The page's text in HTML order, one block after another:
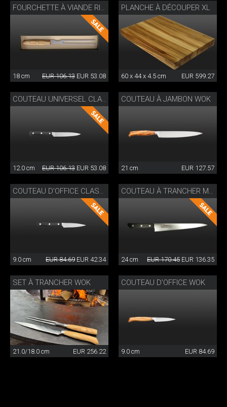
18 cm EUR 106.13 EUR 53.08
PLANCHE À DÉCOUPER XL
60 x 44 x 4.5 cm EUR 599.27
COUTEAU UNIVERSEL CLASSIC WOK
12.0 cm EUR 106.13 EUR 53.08
COUTEAU À JAMBON WOK
21 cm EUR 127.57
9.0 cm EUR 84.69 EUR 42.34 24 cm EUR 170.45 EUR 136.35
SET À TRANCHER WOK
21.0/18.0 cm EUR 256.22
COUTEAU D’OFFICE WOK
9.0 cm EUR 84.69